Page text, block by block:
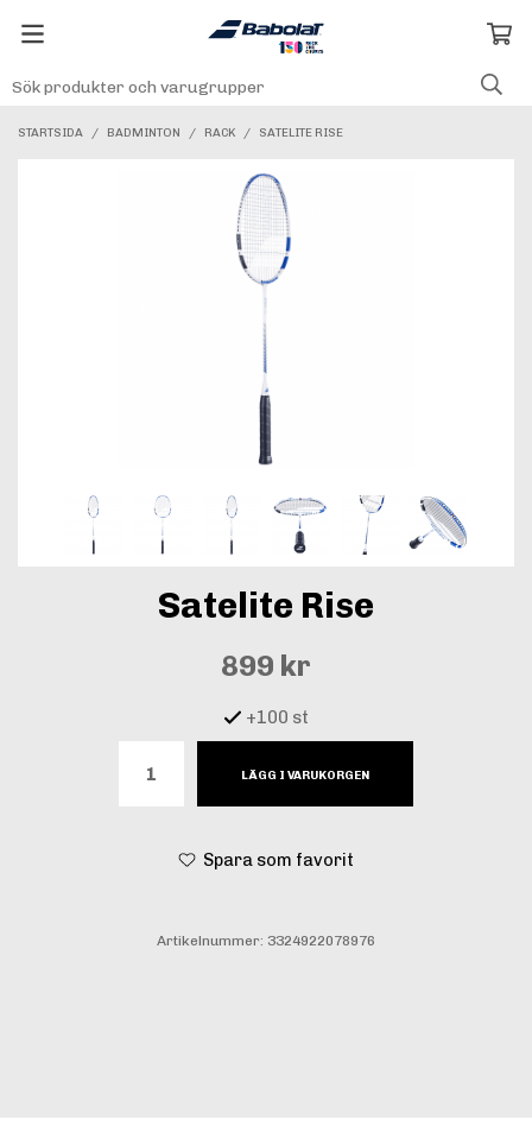
STARTSIDA / BADMINTON / RACK / SATELITE RISE
Satelite Rise
899 kr
+100 st
LÄGG I VARUKORGEN
Spara som favorit
Artikelnummer: 3324922078976